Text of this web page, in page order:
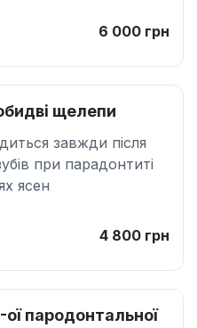
6 000 грн
щелепи
завжди після
при парадонтиті
ясен
4 800 грн
пародонтальної